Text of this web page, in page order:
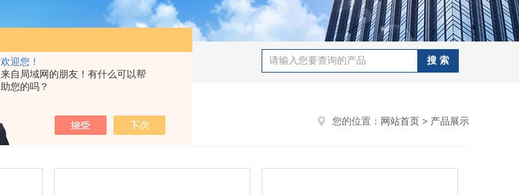
欢迎您！
来自局域网的朋友！有什么可以帮
助您的吗？
您的位置： 网站首页 > 产品展示